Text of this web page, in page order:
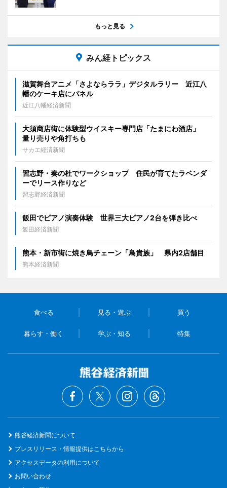
もっと見る
みん経トピックス
滋賀舞台アニメ「さよならララ」デジタルラリー 近江八
幡のケーキ店にパネル
近江八幡経済新聞
大須商店街に体験型ウイスキー専門店「たまにわ酒店」
量り売りや角打ちも
サカエ経済新聞
習志野・奏の杜でワークショップ 住民が育てたラベンダ
ーでリース作りなど
習志野経済新聞
飯田でピアノ演奏体験 世界三大ピアノ2台を弾き比べ
飯田経済新聞
熊本・新市街に焼き鳥チェーン「鳥貴族」 県内2店舗目
熊本経済新聞
食べる 見る・遊ぶ 買う
暮らす・働く 学ぶ・知る 特集
熊谷経済新聞について
プレスリリース・情報提供はこちらから
アクセスデータの利用について
お問い合わせ